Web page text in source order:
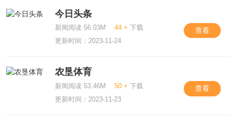
今日头条
新闻阅读 56.03M 44 + 下载
更新时间：2023-11-24
查看
农垦体育
新闻阅读 53.46M 50 + 下载
更新时间：2023-11-23
查看